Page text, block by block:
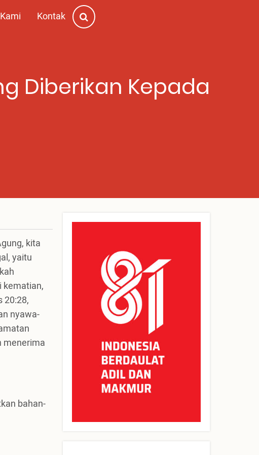
Kontak
Diberikan Kepada
kita
yaitu
kematian,
20:28,
nyawa-
menerima
bahan-